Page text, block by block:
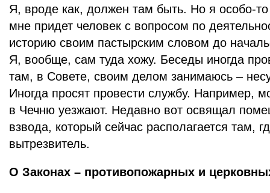
Я, вроде как, должен там быть. Но я особо-
мне придет человек с вопросом по
историю своим пастырским словом до
Я, вообще, сам туда хожу. Беседы иногда
там, в Совете, своим делом занимаюсь –
Иногда просят провести службу. Например,
в Чечню уезжают. Недавно вот освящал
взвода, который сейчас располагается там,
вытрезвитель.
О Законах – противопожарных и